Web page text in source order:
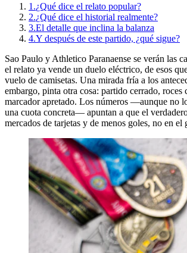
1.¿Qué dice el relato popular?
2.¿Qué dice el historial realmente?
3.El detalle que inclina la balanza
4.Y después de este partido, ¿qué sigue?
Sao Paulo y Athletico Paranaense se verán las
el relato ya vende un duelo eléctrico, de esos
vuelo de camisetas. Una mirada fría a los
embargo, pinta otra cosa: partido cerrado, roces
marcador apretado. Los números —aunque no
una cuota concreta— apuntan a que el
mercados de tarjetas y de menos goles, no en el